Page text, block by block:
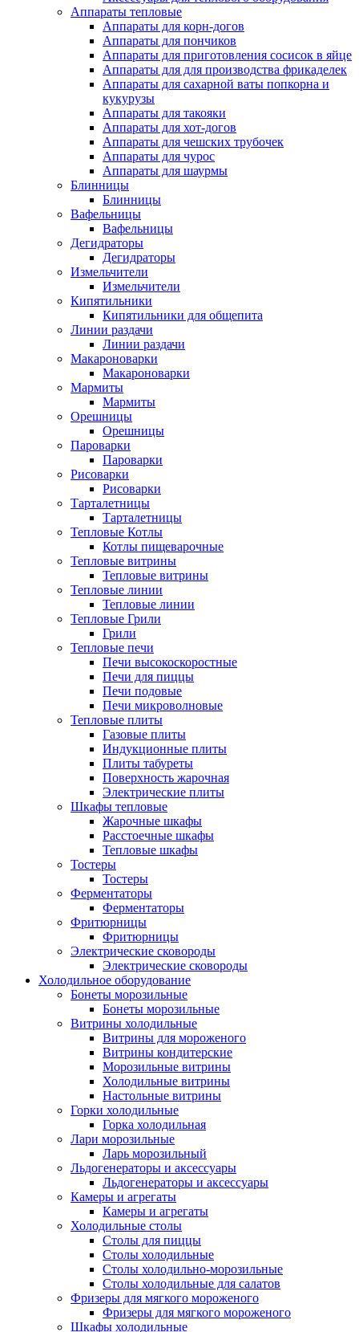
Аппараты тепловые
Аппараты для корн-догов
Аппараты для пончиков
Аппараты для приготовления сосисок в яйце
Аппараты для для производства фрикаделек
Аппараты для сахарной ваты попкорна и
кукурузы
Аппараты для такояки
Аппараты для хот-догов
Аппараты для чешских трубочек
Аппараты для чурос
Аппараты для шаурмы
Блинницы
Блинницы
Вафельницы
Вафельницы
Дегидраторы
Дегидраторы
Измельчители
Измельчители
Кипятильники
Кипятильники для общепита
Линии раздачи
Линии раздачи
Макароноварки
Макароноварки
Мармиты
Мармиты
Орешницы
Орешницы
Пароварки
Пароварки
Рисоварки
Рисоварки
Тарталетницы
Тарталетницы
Тепловые Котлы
Котлы пищеварочные
Тепловые витрины
Тепловые витрины
Тепловые линии
Тепловые линии
Тепловые Грили
Грили
Тепловые печи
Печи высокоскоростные
Печи для пиццы
Печи подовые
Печи микроволновые
Тепловые плиты
Газовые плиты
Индукционные плиты
Плиты табуреты
Поверхность жарочная
Электрические плиты
Шкафы тепловые
Жарочные шкафы
Расстоечные шкафы
Тепловые шкафы
Тостеры
Тостеры
Ферментаторы
Ферментаторы
Фритюрницы
Фритюрницы
Электрические сковороды
Электрические сковороды
Холодильное оборудование
Бонеты морозильные
Бонеты морозильные
Витрины холодильные
Витрины для мороженого
Витрины кондитерские
Морозильные витрины
Холодильные витрины
Настольные витрины
Горки холодильные
Горка холодильная
Лари морозильные
Ларь морозильный
Льдогенераторы и аксессуары
Льдогенераторы и аксессуары
Камеры и агрегаты
Камеры и агрегаты
Холодильные столы
Столы для пиццы
Столы холодильные
Столы холодильно-морозильные
Столы холодильные для салатов
Фризеры для мягкого мороженого
Фризеры для мягкого мороженого
Шкафы холодильные